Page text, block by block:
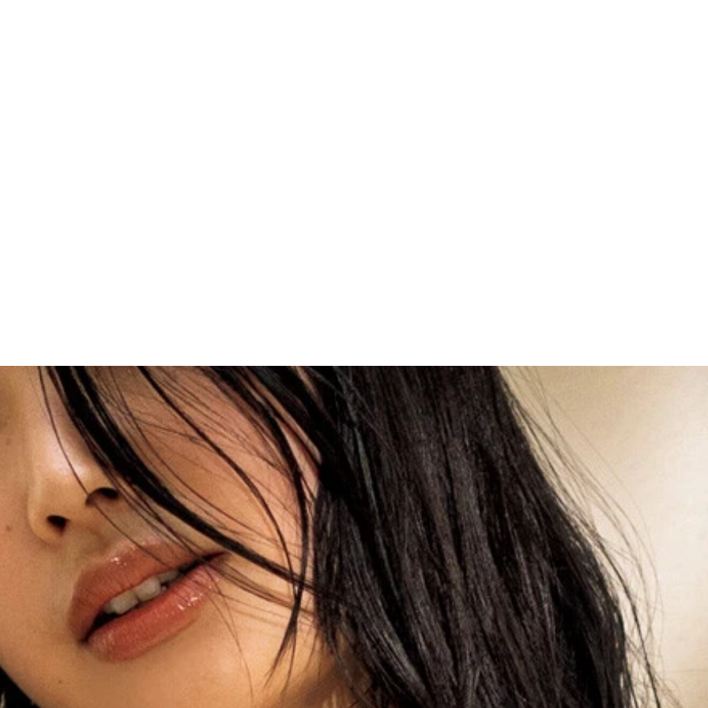
）撮影／小塚毅之 価格／￥1100（税込） グラビアデビュー半年にして、週プレ初登場グラビアで衝撃的なスタイルを披露し
入った腹筋。大胆なポージングをさらりとこなすサービス精神。まさに「最強現る！」なグラビアです。ご本人もお気に